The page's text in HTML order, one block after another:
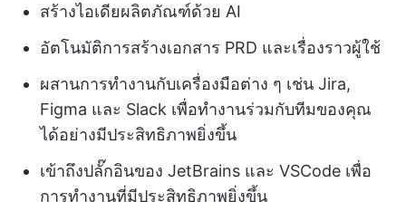
สร้างไอเดียผลิตภัณฑ์ด้วย AI
อัตโนมัติการสร้างเอกสาร PRD และเรื่องราวผู้ใช้
ผสานการทำงานกับเครื่องมือต่าง ๆ เช่น Jira,
Figma และ Slack เพื่อทำงานร่วมกับทีมของคุณ
ได้อย่างมีประสิทธิภาพยิ่งขึ้น
เข้าถึงปลั๊กอินของ JetBrains และ VSCode เพื่อ
การทำงานที่มีประสิทธิภาพยิ่งขึ้น